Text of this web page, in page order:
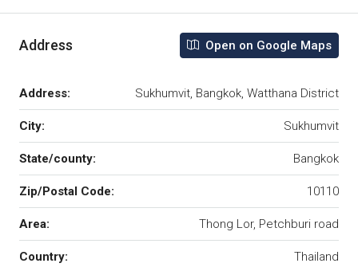
Address Open on Google Maps
Address: Sukhumvit, Bangkok, Watthana District
City: Sukhumvit
State/county: Bangkok
Zip/Postal Code: 10110
Area: Thong Lor, Petchburi road
Country: Thailand